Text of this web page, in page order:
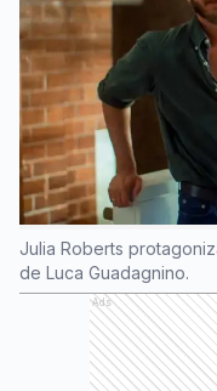
Julia Roberts
de Luca Guadagnino.
Ads